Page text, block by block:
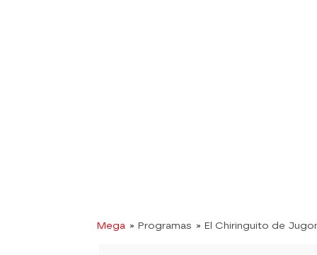
Mega » Programas » El Chiringuito de